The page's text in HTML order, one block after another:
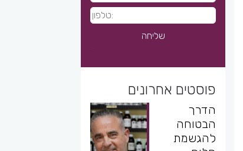
פוסטים אחרונים
הדרך
הבטוחה
להגשמת